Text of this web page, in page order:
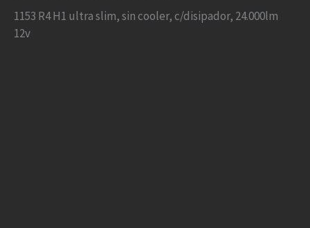
1153 R4 H1 ultra slim, sin cooler, c/disipador, 24.000lm
12v